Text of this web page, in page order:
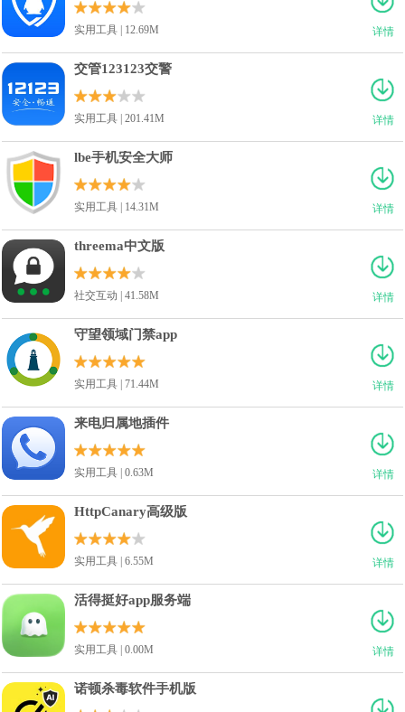
详情
实用工具 | 12.69M
详情
交管123123交警
实用工具 | 201.41M
详情
lbe手机安全大师
实用工具 | 14.31M
详情
threema中文版
社交互动 | 41.58M
详情
守望领域门禁app
实用工具 | 71.44M
详情
来电归属地插件
实用工具 | 0.63M
详情
HttpCanary高级版
实用工具 | 6.55M
详情
活得挺好app服务端
实用工具 | 0.00M
诺顿杀毒软件手机版